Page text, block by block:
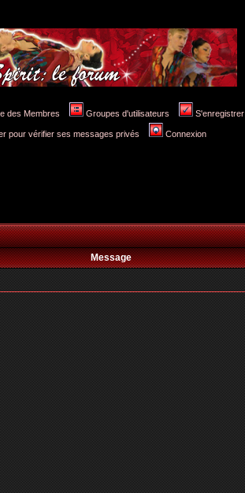
des Membres Groupes d'utilisateurs S'enregistrer
pour vérifier ses messages privés Connexion
Message